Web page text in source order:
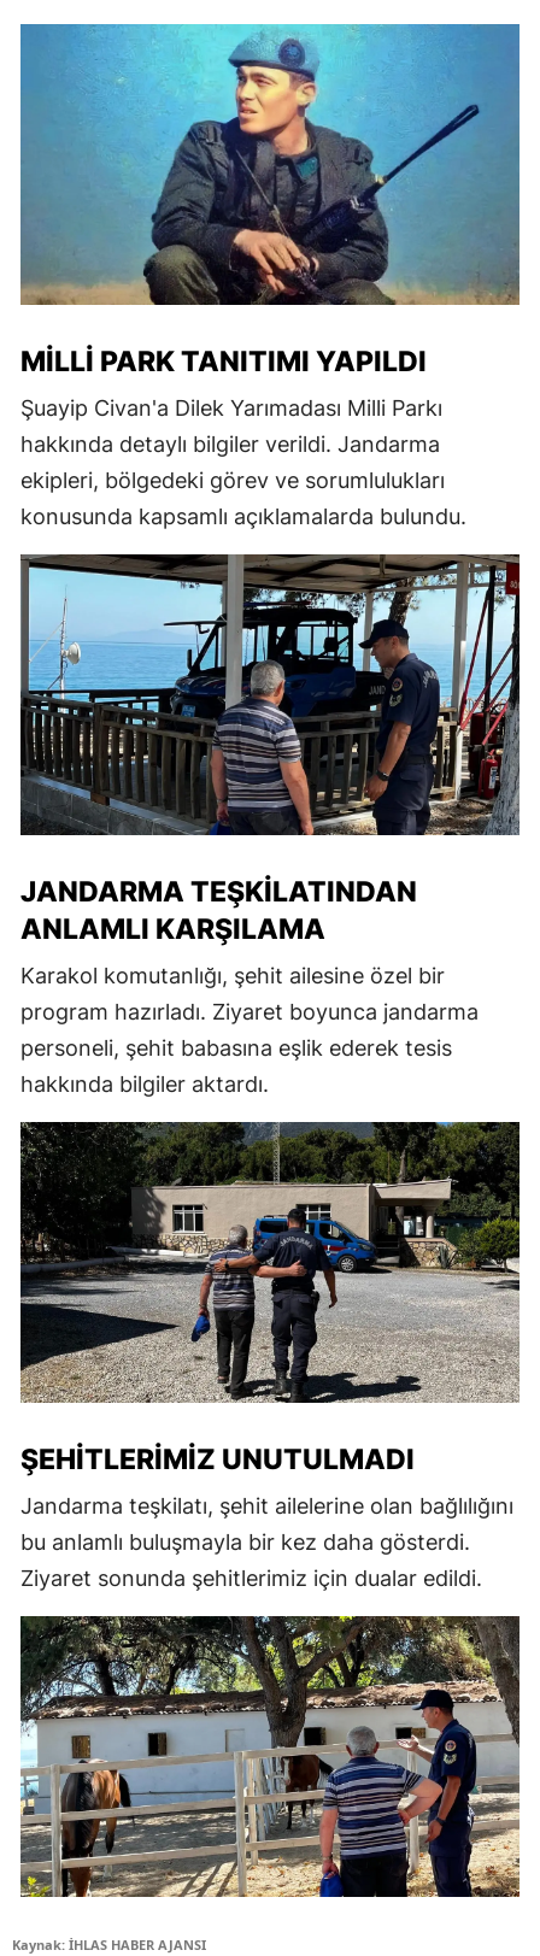
MILLI PARK TANITIMI YAPILDI
Şuayip Civan'a Dilek Yarımadası Milli Parkı
hakkında detaylı bilgiler verildi. Jandarma
ekipleri, bölgedeki görev ve sorumlulukları
konusunda kapsamlı açıklamalarda bulundu.
JANDARMA TEŞKILATINDAN
ANLAMLI KARŞILAMA
Karakol komutanlığı, şehit ailesine özel bir
program hazırladı. Ziyaret boyunca jandarma
personeli, şehit babasına eşlik ederek tesis
hakkında bilgiler aktardı.
ŞEHITLERIMIZ UNUTULMADI
Jandarma teşkilatı, şehit ailelerine olan bağlılığını
bu anlamlı buluşmayla bir kez daha gösterdi.
Ziyaret sonunda şehitlerimiz için dualar edildi.
Kaynak: İHLAS HABER AJANSI